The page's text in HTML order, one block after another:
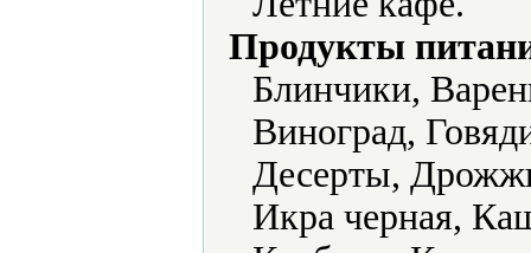
Продукты
Блинчики,
Виноград,
Десерты,
Икра черная,